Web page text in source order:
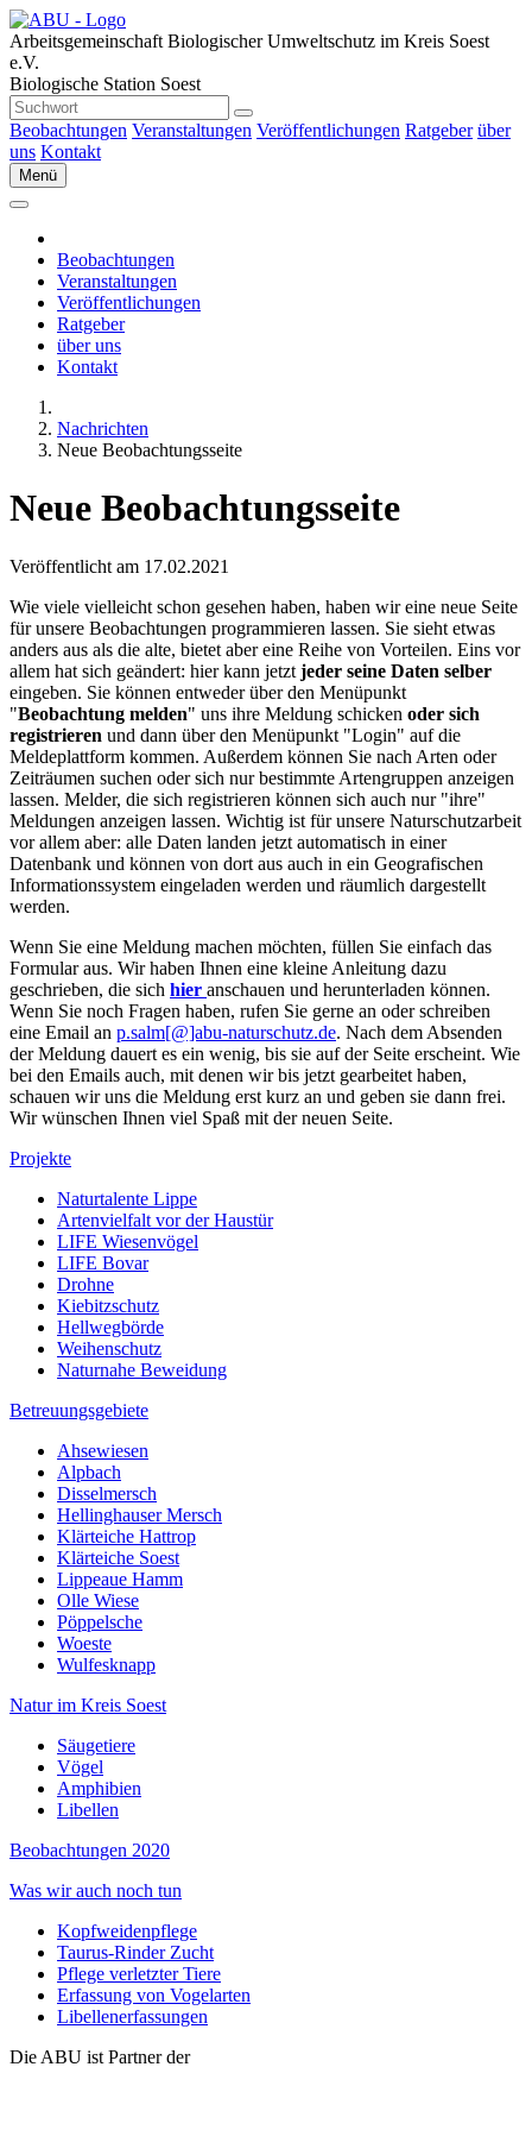
Arbeitsgemeinschaft Biologischer Umweltschutz im Kreis Soest
e.V.
Biologische Station Soest
Beobachtungen Veranstaltungen Veröffentlichungen Ratgeber über
uns Kontakt
Menü
Beobachtungen
Veranstaltungen
Veröffentlichungen
Ratgeber
über uns
Kontakt
Nachrichten
Neue Beobachtungsseite
Neue Beobachtungsseite
Veröffentlicht am 17.02.2021
Wie viele vielleicht schon gesehen haben, haben wir eine neue Seite
für unsere Beobachtungen programmieren lassen. Sie sieht etwas
anders aus als die alte, bietet aber eine Reihe von Vorteilen. Eins vor
allem hat sich geändert: hier kann jetzt jeder seine Daten selber
eingeben. Sie können entweder über den Menüpunkt
"Beobachtung melden" uns ihre Meldung schicken oder sich
registrieren und dann über den Menüpunkt "Login" auf die
Meldeplattform kommen. Außerdem können Sie nach Arten oder
Zeiträumen suchen oder sich nur bestimmte Artengruppen anzeigen
lassen. Melder, die sich registrieren können sich auch nur "ihre"
Meldungen anzeigen lassen. Wichtig ist für unsere Naturschutzarbeit
vor allem aber: alle Daten landen jetzt automatisch in einer
Datenbank und können von dort aus auch in ein Geografischen
Informationssystem eingeladen werden und räumlich dargestellt
werden.
Wenn Sie eine Meldung machen möchten, füllen Sie einfach das
Formular aus. Wir haben Ihnen eine kleine Anleitung dazu
geschrieben, die sich hier anschauen und herunterladen können.
Wenn Sie noch Fragen haben, rufen Sie gerne an oder schreiben
eine Email an p.salm[@]abu-naturschutz.de. Nach dem Absenden
der Meldung dauert es ein wenig, bis sie auf der Seite erscheint. Wie
bei den Emails auch, mit denen wir bis jetzt gearbeitet haben,
schauen wir uns die Meldung erst kurz an und geben sie dann frei.
Wir wünschen Ihnen viel Spaß mit der neuen Seite.
Projekte
Naturtalente Lippe
Artenvielfalt vor der Haustür
LIFE Wiesenvögel
LIFE Bovar
Drohne
Kiebitzschutz
Hellwegbörde
Weihenschutz
Naturnahe Beweidung
Betreuungsgebiete
Ahsewiesen
Alpbach
Disselmersch
Hellinghauser Mersch
Klärteiche Hattrop
Klärteiche Soest
Lippeaue Hamm
Olle Wiese
Pöppelsche
Woeste
Wulfesknapp
Natur im Kreis Soest
Säugetiere
Vögel
Amphibien
Libellen
Beobachtungen 2020
Was wir auch noch tun
Kopfweidenpflege
Taurus-Rinder Zucht
Pflege verletzter Tiere
Erfassung von Vogelarten
Libellenerfassungen
Die ABU ist Partner der